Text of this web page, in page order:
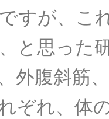
すが、こ
と思った
外腹斜筋
ぞれ、体